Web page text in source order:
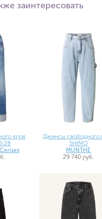
заинтересовать
кроя
28
Джинсы свободного
SHIMO
MUNTHE
29 740 руб.